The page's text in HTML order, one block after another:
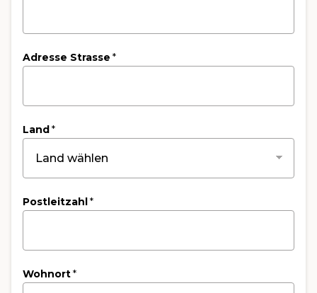
Adresse Strasse *
Land *
Postleitzahl *
Wohnort*